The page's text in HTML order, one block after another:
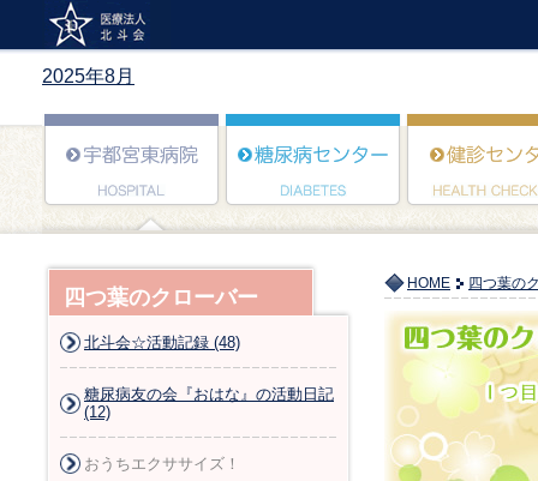
2025年8月
HOME 四つ葉の
四つ葉のクローバー
北斗会☆活動記録 (48)
糖尿病友の会『おはな』の活動日記
(12)
おうちエクササイズ！